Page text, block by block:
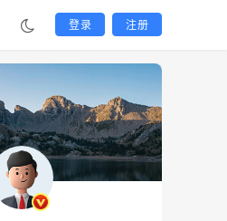
登录 注册